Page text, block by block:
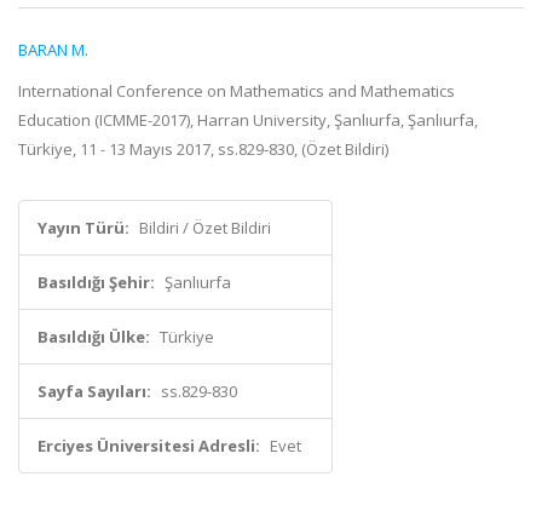
BARAN M.
International Conference on Mathematics and Mathematics
Education (ICMME-2017), Harran University, Şanlıurfa, Şanlıurfa,
Türkiye, 11 - 13 Mayıs 2017, ss.829-830, (Özet Bildiri)
Yayın Türü: Bildiri / Özet Bildiri
Basıldığı Şehir: Şanlıurfa
Basıldığı Ülke: Türkiye
Sayfa Sayıları: ss.829-830
Erciyes Üniversitesi Adresli: Evet